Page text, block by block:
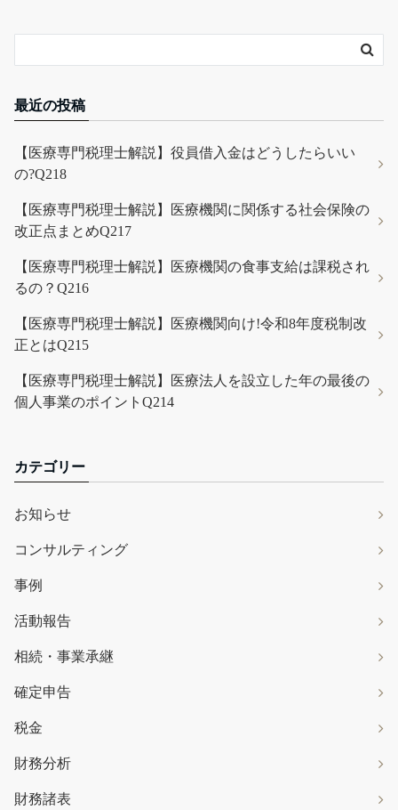
最近の投稿
【医療専門税理士解説】役員借入金はどうしたらいい
の?Q218
【医療専門税理士解説】医療機関に関係する社会保険の
改正点まとめQ217
【医療専門税理士解説】医療機関の食事支給は課税され
るの？Q216
【医療専門税理士解説】医療機関向け!令和8年度税制改
正とはQ215
【医療専門税理士解説】医療法人を設立した年の最後の
個人事業のポイントQ214
カテゴリー
お知らせ
コンサルティング
事例
活動報告
相続・事業承継
確定申告
税金
財務分析
財務諸表